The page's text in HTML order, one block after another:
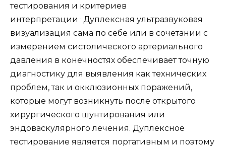
тестирования и критериев
интерпретации
Дуплексная ультразвуковая
визуализация сама по себе или в сочетании с
измерением систолического артериального
давления в конечностях обеспечивает точную
диагностику для выявления как технических
проблем, так и окклюзионных поражений,
которые могут возникнуть после открытого
хирургического шунтирования или
эндоваскулярного лечения. Дуплексное
тестирование является портативным и поэтому